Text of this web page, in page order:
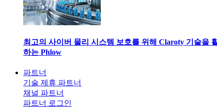
최고의 사이버 물리 시스템 보호를 위해 Claroty 기술을
하는 Phlow
파트너
기술 제휴 파트너
채널 파트너
파트너 로그인